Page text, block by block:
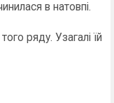
в натовпі.
ряду. Узагалі їй